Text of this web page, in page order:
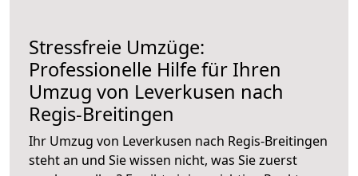
Stressfreie Umzüge:
Professionelle Hilfe für Ihren
Umzug von Leverkusen nach
Regis-Breitingen
Ihr Umzug von Leverkusen nach Regis-Breitingen
steht an und Sie wissen nicht, was Sie zuerst